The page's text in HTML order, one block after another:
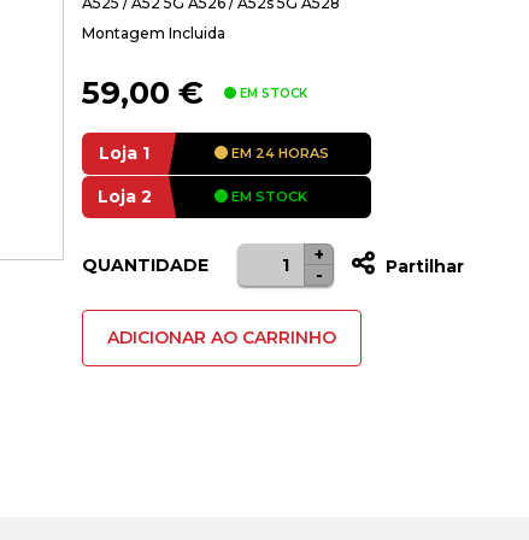
Montagem Incluida
59,00 € EM STOCK
Loja 1 EM 24 HORAS
Loja 2 EM STOCK
QUANTIDADE
Quantidade
de
Bateria
Samsung
-
+
Partilhar
ADICIONAR AO CARRINHO